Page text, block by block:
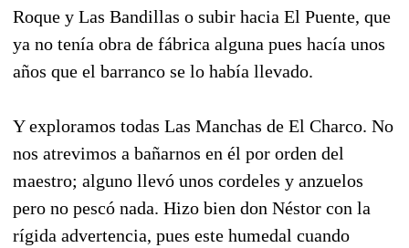
Roque y Las Bandillas o subir hacia El Puente, que
ya no tenía obra de fábrica alguna pues hacía unos
años que el barranco se lo había llevado.
Y exploramos todas Las Manchas de El Charco. No
nos atrevimos a bañarnos en él por orden del
maestro; alguno llevó unos cordeles y anzuelos
pero no pescó nada. Hizo bien don Néstor con la
rígida advertencia, pues este humedal cuando